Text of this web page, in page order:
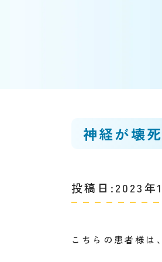
神経が壊
投稿日:2023年
こちらの患者様は